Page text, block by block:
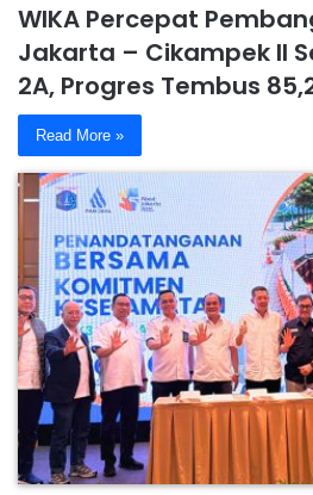
WIKA Percepat
Jakarta – Cikampek II
2A, Progres Tembus
Read More »